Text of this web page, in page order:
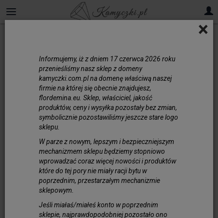
×
Informujemy, iż z dniem 17 czerwca 2026 roku
przenieśliśmy nasz sklep z domeny
kamyczki.com.pl na domenę właściwą naszej
firmie na której się obecnie znajdujesz,
flordemina.eu. Sklep, właściciel, jakość
produktów, ceny i wysyłka pozostały bez zmian,
symbolicznie pozostawiliśmy jeszcze stare logo
sklepu.
W parze z nowym, lepszym i bezpieczniejszym
mechanizmem sklepu będziemy stopniowo
wprowadzać coraz więcej nowości i produktów
które do tej pory nie miały racji bytu w
poprzednim, przestarzałym mechanizmie
sklepowym.
Jeśli miałaś/miałeś konto w poprzednim
sklepie, najprawdopodobniej pozostało ono
Wisiorek Liść Naturalny Błękitny